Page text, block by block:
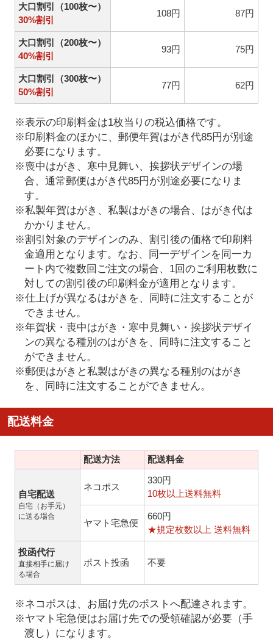
大口割引（100枚〜）
30%割引
108円 87円
大口割引（200枚〜）
40%割引
93円 75円
大口割引（300枚〜）
50%割引
77円 62円
※表示の印刷料金は1枚当りの税込価格です。
※印刷料金のほかに、郵便年賀はがき代85円が別途
必要になります。
※喪中はがき、寒中見舞い、挨拶状デザインの場
合、通常郵便はがき代85円が別途必要になりま
す。
※私製年賀はがき、私製はがきの場合、はがき代は
かかりません。
※割引対象のデザインのみ、割引後の価格で印刷料
金適用となります。なお、同一デザインを同一カ
ート内で複数回ご注文の場合、1回のご利用枚数に
対しての割引後の印刷料金が適用となります。
※仕上げが異なるはがきを、同時に注文することが
できません。
※年賀状・喪中はがき・寒中見舞い・挨拶状デザイ
ンの異なる種別のはがきを、同時に注文すること
ができません。
※郵便はがきと私製はがきの異なる種別のはがき
を、同時に注文することができません。
配送料金
配送方法 配送料金
自宅配送
自宅（お手元）
に送る場合
ネコポス
330円
10枚以上送料無料
ヤマト宅急便
660円
★規定枚数以上 送料無料
投函代行
直接相手に届け
る場合
ポスト投函 不要
※ネコポスは、お届け先のポストへ配達されます。
※ヤマト宅急便はお届け先での受領確認が必要（手
渡し）になります。